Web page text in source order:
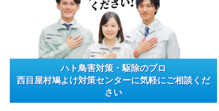
ハト鳥害対策・駆除のプロ
西目屋村鳩よけ対策センターに気軽にご相談くだ
さい